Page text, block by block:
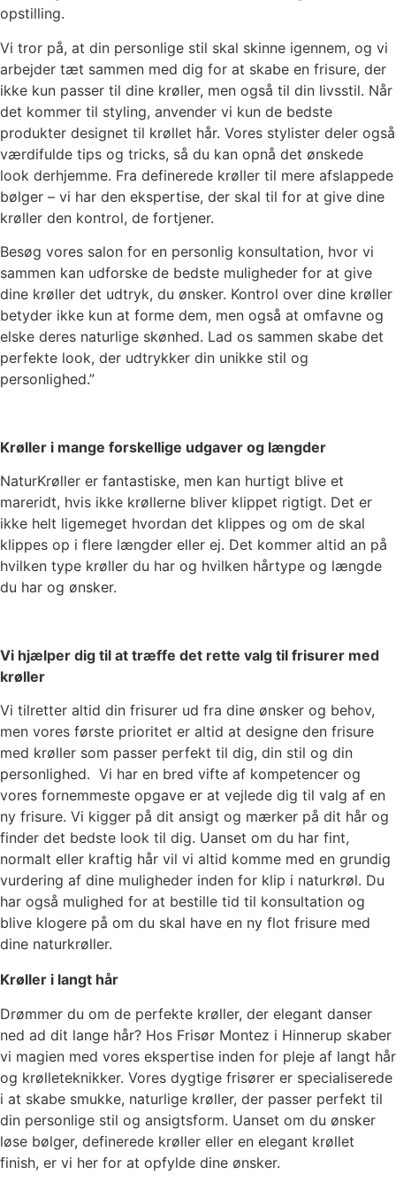
opstilling.
Vi tror på, at din personlige stil skal skinne igennem, og vi
arbejder tæt sammen med dig for at skabe en frisure, der
ikke kun passer til dine krøller, men også til din livsstil. Når
det kommer til styling, anvender vi kun de bedste
produkter designet til krøllet hår. Vores stylister deler også
værdifulde tips og tricks, så du kan opnå det ønskede
look derhjemme. Fra definerede krøller til mere afslappede
bølger – vi har den ekspertise, der skal til for at give dine
krøller den kontrol, de fortjener.
Besøg vores salon for en personlig konsultation, hvor vi
sammen kan udforske de bedste muligheder for at give
dine krøller det udtryk, du ønsker. Kontrol over dine krøller
betyder ikke kun at forme dem, men også at omfavne og
elske deres naturlige skønhed. Lad os sammen skabe det
perfekte look, der udtrykker din unikke stil og
personlighed.”
Krøller i mange forskellige udgaver og længder
NaturKrøller er fantastiske, men kan hurtigt blive et
mareridt, hvis ikke krøllerne bliver klippet rigtigt. Det er
ikke helt ligemeget hvordan det klippes og om de skal
klippes op i flere længder eller ej. Det kommer altid an på
hvilken type krøller du har og hvilken hårtype og længde
du har og ønsker.
Vi hjælper dig til at træffe det rette valg til frisurer med
krøller
Vi tilretter altid din frisurer ud fra dine ønsker og behov,
men vores første prioritet er altid at designe den frisure
med krøller som passer perfekt til dig, din stil og din
personlighed. Vi har en bred vifte af kompetencer og
vores fornemmeste opgave er at vejlede dig til valg af en
ny frisure. Vi kigger på dit ansigt og mærker på dit hår og
finder det bedste look til dig. Uanset om du har fint,
normalt eller kraftig hår vil vi altid komme med en grundig
vurdering af dine muligheder inden for klip i naturkrøl. Du
har også mulighed for at bestille tid til konsultation og
blive klogere på om du skal have en ny flot frisure med
dine naturkrøller.
Krøller i langt hår
Drømmer du om de perfekte krøller, der elegant danser
ned ad dit lange hår? Hos Frisør Montez i Hinnerup skaber
vi magien med vores ekspertise inden for pleje af langt hår
og krølleteknikker. Vores dygtige frisører er specialiserede
i at skabe smukke, naturlige krøller, der passer perfekt til
din personlige stil og ansigtsform. Uanset om du ønsker
løse bølger, definerede krøller eller en elegant krøllet
finish, er vi her for at opfylde dine ønsker.